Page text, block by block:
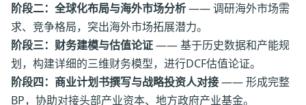
阶段二：全球化布局与海外市场分析—— 调研海外市场需
求、竞争格局，突出海外市场拓展潜力。
阶段三：财务建模与估值论证—— 基于历史数据和产能规
划，构建详细的三维财务模型，进行DCF估值论证。
阶段四：商业计划书撰写与战略投资人对接—— 形成完整
BP，协助对接头部产业资本、地方政府产业基金。